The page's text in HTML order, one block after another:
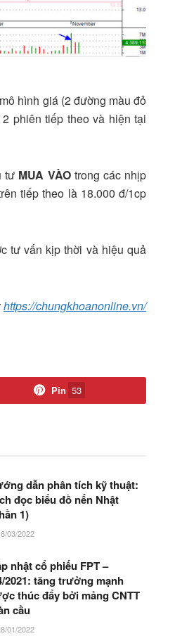
hình giá (2 đường màu đỏ
phiên tiếp theo và hiện tại
tư MUA VÀOtrong các nhịp
tiếp theo là 18.000 đ/1cp
tư vấn kịp thời và hiệu quả
https://chungkhoanonline.vn/
Pin 53
dẫn phân tích kỹ thuật:
đọc biểu đồ nến Nhật
1)
03/2022
nhật cổ phiếu FPT –
2021: tăng trưởng mạnh
thúc đẩy bởi mảng CNTT
cầu
01/2022